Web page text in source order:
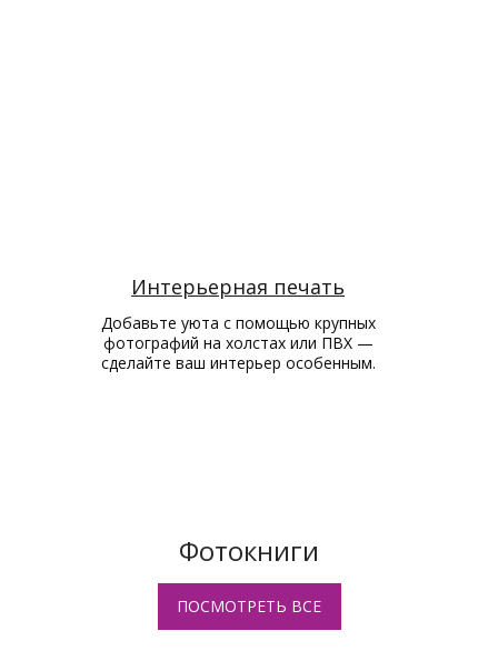
Интерьерная печать
Добавьте уюта с помощью крупных
фотографий на холстах или ПВХ —
сделайте ваш интерьер особенным.
Фотокниги
ПОСМОТРЕТЬ ВСЕ